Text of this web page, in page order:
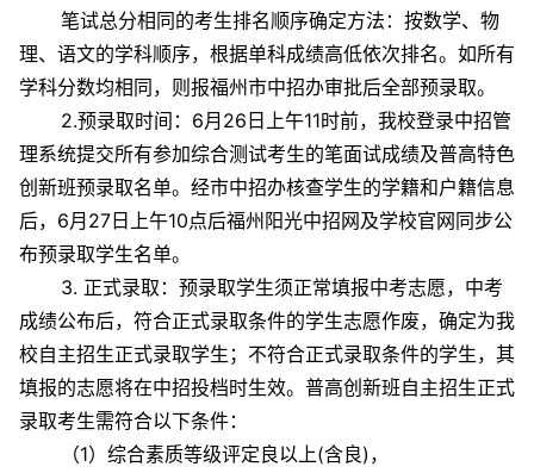
笔试总分相同的考生排名顺序确定方法：按数学、物
理、语文的学科顺序，根据单科成绩高低依次排名。如所有
学科分数均相同，则报福州市中招办审批后全部预录取。
2.预录取时间：6月26日上午11时前，我校登录中招管
理系统提交所有参加综合测试考生的笔面试成绩及普高特色
创新班预录取名单。经市中招办核查学生的学籍和户籍信息
后，6月27日上午10点后福州阳光中招网及学校官网同步公
布预录取学生名单。
3. 正式录取：预录取学生须正常填报中考志愿，中考
成绩公布后，符合正式录取条件的学生志愿作废，确定为我
校自主招生正式录取学生；不符合正式录取条件的学生，其
填报的志愿将在中招投档时生效。普高创新班自主招生正式
录取考生需符合以下条件：
（1）综合素质等级评定良以上(含良)，